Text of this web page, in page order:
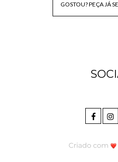
GOSTOU? PEÇA JÁ